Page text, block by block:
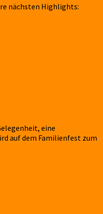
nächsten Highlights:
eine
auf dem Familienfest zum